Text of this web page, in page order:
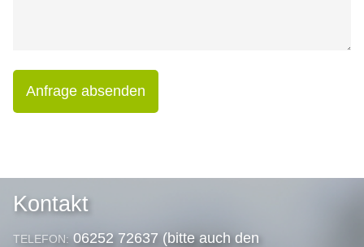
Anfrage absenden
Kontakt
TELEFON: 06252 72637 (bitte auch den